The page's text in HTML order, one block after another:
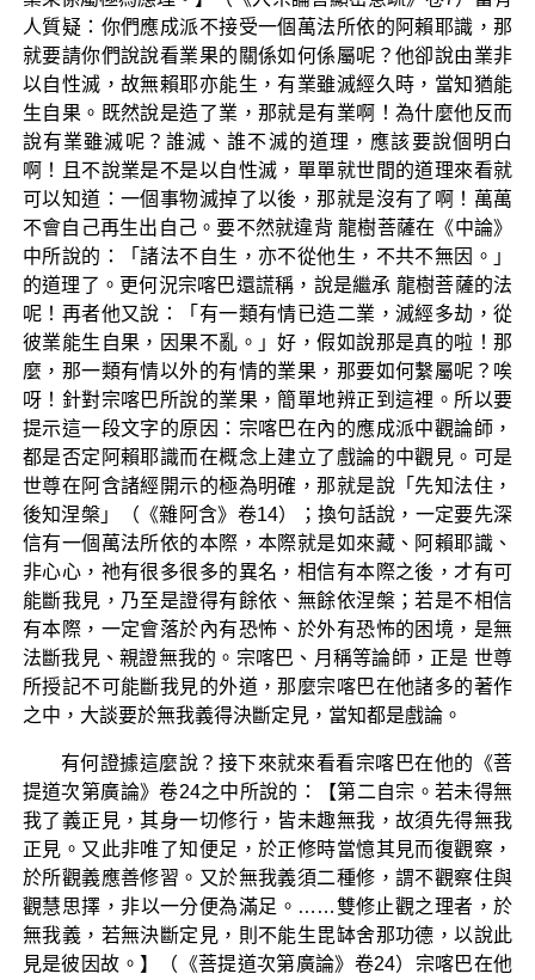
人質疑：你們應成派不接受一個萬法所依的阿賴耶識，那
就要請你們說說看業果的關係如何係屬呢？他卻說由業非
以自性滅，故無賴耶亦能生，有業雖滅經久時，當知猶能
生自果。既然說是造了業，那就是有業啊！為什麼他反而
說有業雖滅呢？誰滅、誰不滅的道理，應該要說個明白
啊！且不說業是不是以自性滅，單單就世間的道理來看就
可以知道：一個事物滅掉了以後，那就是沒有了啊！萬萬
不會自己再生出自己。要不然就違背 龍樹菩薩在《中論》
中所說的：「諸法不自生，亦不從他生，不共不無因。」
的道理了。更何況宗喀巴還謊稱，說是繼承 龍樹菩薩的法
呢！再者他又說：「有一類有情已造二業，滅經多劫，從
彼業能生自果，因果不亂。」好，假如說那是真的啦！那
麼，那一類有情以外的有情的業果，那要如何繫屬呢？唉
呀！針對宗喀巴所說的業果，簡單地辨正到這裡。所以要
提示這一段文字的原因：宗喀巴在內的應成派中觀論師，
都是否定阿賴耶識而在概念上建立了戲論的中觀見。可是
世尊在阿含諸經開示的極為明確，那就是說「先知法住，
後知涅槃」（《雜阿含》卷14）；換句話說，一定要先深
信有一個萬法所依的本際，本際就是如來藏、阿賴耶識、
非心心，祂有很多很多的異名，相信有本際之後，才有可
能斷我見，乃至是證得有餘依、無餘依涅槃；若是不相信
有本際，一定會落於內有恐怖、於外有恐怖的困境，是無
法斷我見、親證無我的。宗喀巴、月稱等論師，正是 世尊
所授記不可能斷我見的外道，那麼宗喀巴在他諸多的著作
之中，大談要於無我義得決斷定見，當知都是戲論。
有何證據這麼說？接下來就來看看宗喀巴在他的《菩
提道次第廣論》卷24之中所說的：【第二自宗。若未得無
我了義正見，其身一切修行，皆未趣無我，故須先得無我
正見。又此非唯了知便足，於正修時當憶其見而復觀察，
於所觀義應善修習。又於無我義須二種修，謂不觀察住與
觀慧思擇，非以一分便為滿足。……雙修止觀之理者，於
無我義，若無決斷定見，則不能生毘缽舍那功德，以說此
見是彼因故。】（《菩提道次第廣論》卷24）宗喀巴在他